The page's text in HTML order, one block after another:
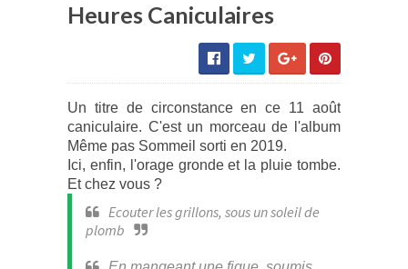
Heures Caniculaires
Un titre de circonstance en ce 11 août
caniculaire. C'est un morceau de l'album
Même pas Sommeil sorti en 2019.
Ici, enfin, l'orage gronde et la pluie tombe.
Et chez vous ?
Ecouter les grillons, sous un soleil de
plomb